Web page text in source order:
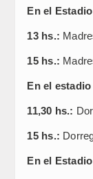
En el
13 hs.:
15 hs.:
En el
11,30 hs.:
15 hs.:
En el